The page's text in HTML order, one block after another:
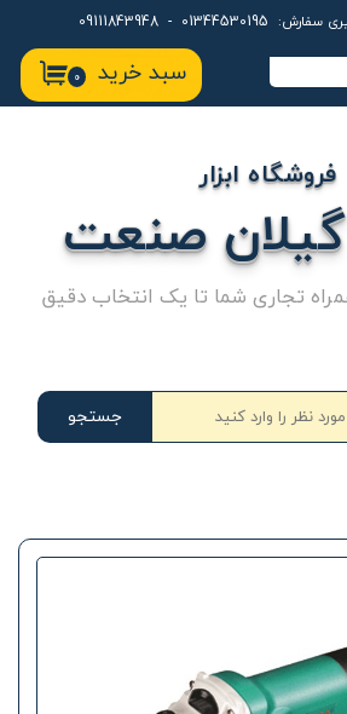
سفارش:
۰ سبد خرید
جستجو
گیلان صنعت
فروشگاه ابزار
تجاری شما تا یک انتخاب دقیق